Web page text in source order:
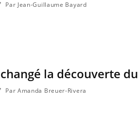
Par Jean-Guillaume Bayard
la découverte
Par Amanda Breuer-Rivera